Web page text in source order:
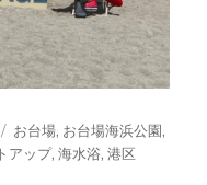
タ
グ
お台場, お台場海浜公園,
アップ,海水浴,港区